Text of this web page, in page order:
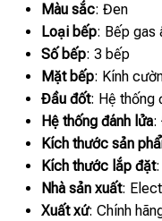
Màu sắc: Đen
Loại bếp: Bếp gas
Số bếp: 3 bếp
Mặt bếp: Kính
Đầu đốt: Hệ thống
Hệ thống đánh lửa:
Kích thước sản
Kích thước lắp đặt
Nhà sản xuất:
Xuất xứ: Chính